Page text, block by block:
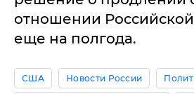
отношении
еще на полгода.
США Новости России